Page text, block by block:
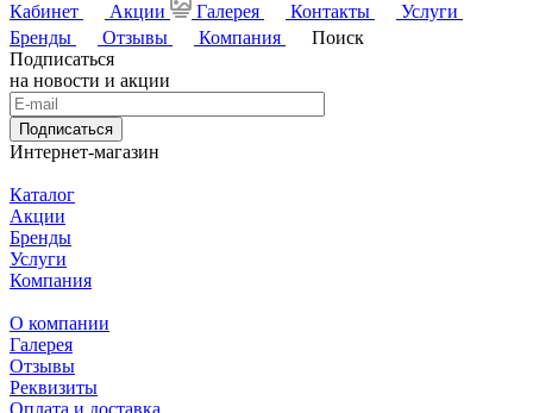
Кабинет
Акции Галерея Контакты
Услуги
Бренды
Отзывы Компания
Поиск
Подписаться
на новости и акции
Подписаться
Интернет-магазин
Каталог
Акции
Бренды
Услуги
Компания
О компании
Галерея
Отзывы
Реквизиты